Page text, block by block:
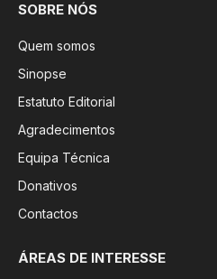
SOBRE NÓS
Quem somos
Sinopse
Estatuto Editorial
Agradecimentos
Equipa Técnica
Donativos
Contactos
ÁREAS DE INTERESSE